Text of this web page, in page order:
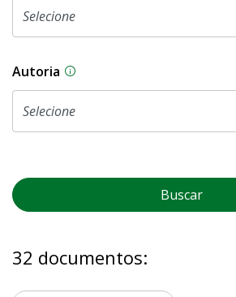
Autoria As proposições
Buscar
32 documentos: